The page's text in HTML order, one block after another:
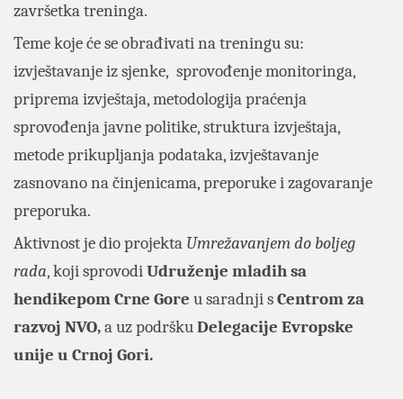
završetka treninga.
Teme koje će se obrađivati na treningu su:
izvještavanje iz sjenke, sprovođenje monitoringa,
priprema izvještaja, metodologija praćenja
sprovođenja javne politike, struktura izvještaja,
metode prikupljanja podataka, izvještavanje
zasnovano na činjenicama, preporuke i zagovaranje
preporuka.
Aktivnost je dio projekta Umrežavanjem do boljeg
rada, koji sprovodiUdruženje mladih sa
hendikepom Crne Gore u saradnji sCentrom za
razvoj NVO,a uz podrškuDelegacije Evropske
unije u Crnoj Gori.